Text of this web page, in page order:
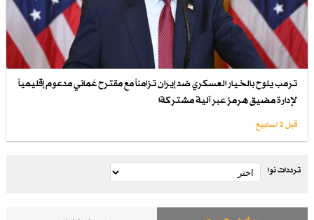
ترمب يلوح بالخيار العسكري ضد إيران تزامناً مع مقترح عُماني مدعوم إقليمياً
لإدارة مضيق هرمز عبر آلية مشتركةا
قبل 2 اسابیع
ترددات نوا